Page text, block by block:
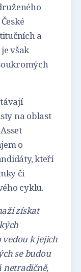
a
však
na oblast
o
kteří
či
cyklu.
získat
vedou k jejich
se budou
netradičně,